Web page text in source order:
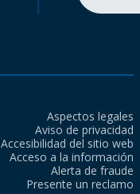
Aspectos legales
Aviso de privacidad
Accesibilidad del sitio web
Acceso a la información
Alerta de fraude
Presente un reclamo